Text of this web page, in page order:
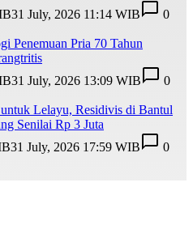
31 July, 2026 11:14 WIB
0
Penemuan Pria 70 Tahun
31 July, 2026 13:09 WIB
0
Lelayu, Residivis di Bantul
Senilai Rp 3 Juta
31 July, 2026 17:59 WIB 0